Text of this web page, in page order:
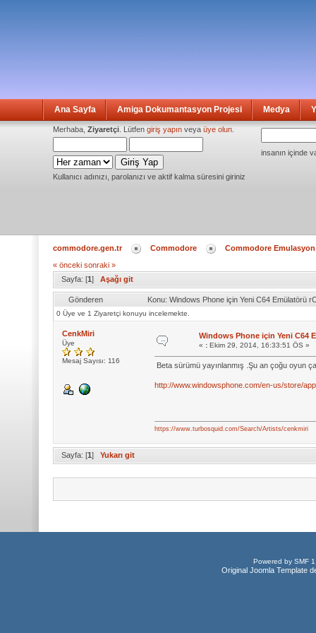
Ana Sayfa Amiga Dokumantasyon Projesi Medya
Merhaba, Ziyaretçi . Lütfen giriş yapın veya üye olun
Kullanıcı adınızı, parolanızı ve aktif kalma süresini giriniz
insanın içinde
commodore.gen.tr Commodore
Commodore Emulasyon
« önceki sonraki »
Sayfa: [1] Aşağı git
Gönderen Konu: Windows Phone için Yeni C64 Emülatörü
0 Üye ve 1 Ziyaretçi konuyu incelemekte.
CenkMiri
Üye
Mesaj Sayısı: 116
Windows Phone için Yeni C64
« :Ekim 29, 2014, 16:33:51 ÖS »
Beta sürümü yayınlanmış .Şu an çoğu oyun
http://www.windowsphone.com/en-us/store/
https://www.turbosquid.com/Search/Artists/cenkmiri
Sayfa: [1] Yukarı git
Powered by SMF
Original Joomla Template